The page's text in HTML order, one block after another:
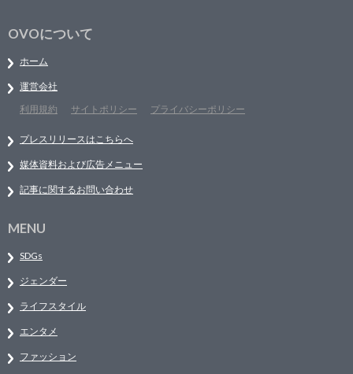
OVOについて
ホーム
運営会社
利用規約
サイトポリシー プライバシーポリシー
プレスリリースはこちらへ
媒体資料および広告メニュー
記事に関するお問い合わせ
MENU
SDGs
ジェンダー
ライフスタイル
エンタメ
ファッション